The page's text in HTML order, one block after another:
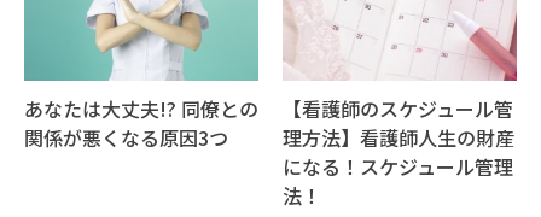
あなたは大丈夫!? 同僚との
関係が悪くなる原因3つ
【看護師のスケジュール管
理方法】看護師人生の財産
になる！スケジュール管理
法！